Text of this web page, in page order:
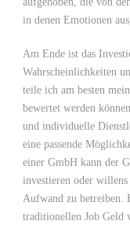
in denen Emotionen
Am Ende ist das
Wahrscheinlichkeiten
teile ich am besten
bewertet werden
und individuelle
eine passende
einer GmbH kann der
investieren oder
Aufwand zu betreiben.
traditionellen Job Geld